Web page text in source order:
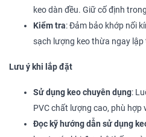
keo dàn đều. Giữ cố định
Kiểm tra: Đảm bảo khớp nối
sạch lượng keo thừa ngay lập
Lưu ý khi lắp đặt
Sử dụng keo chuyên dụng:
PVC chất lượng cao, phù hợp
Đọc kỹ hướng dẫn sử dụng